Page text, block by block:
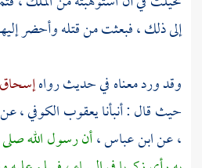
إلى ذلك ، فبعثت من قتله وأحضر
وقد ورد معناه في حديث رواه
حيث قال : أنبأنايعقوب الكوفي ،
، عنابن عباس ،أن رسول الله